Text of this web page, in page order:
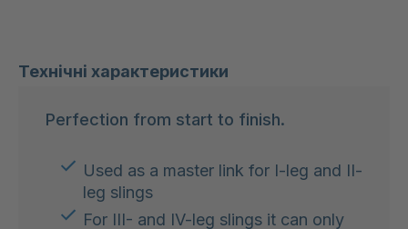
Технічні характеристики
Perfection from start to finish.
Used as a master link for I-leg and II-
leg slings
For III- and IV-leg slings it can only